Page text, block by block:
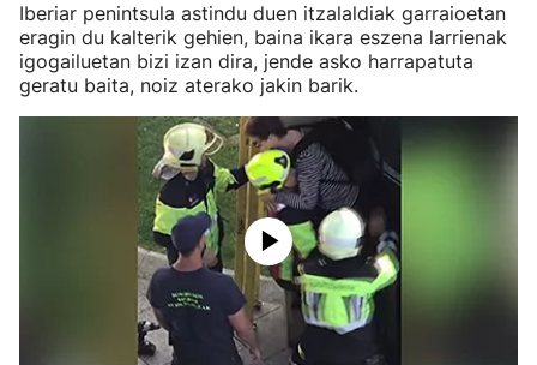
Iberiar penintsula astindu duen itzalaldiak garraioetan
eragin du kalterik gehien, baina ikara eszena larrienak
igogailuetan bizi izan dira, jende asko harrapatuta
geratu baita, noiz aterako jakin barik.